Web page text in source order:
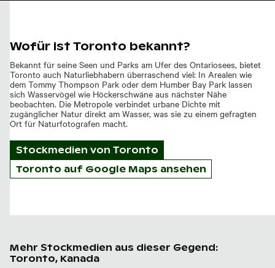
Wofür ist Toronto bekannt?
Bekannt für seine Seen und Parks am Ufer des Ontariosees, bietet
Toronto auch Naturliebhabern überraschend viel: In Arealen wie
dem Tommy Thompson Park oder dem Humber Bay Park lassen
sich Wasservögel wie Höckerschwäne aus nächster Nähe
beobachten. Die Metropole verbindet urbane Dichte mit
zugänglicher Natur direkt am Wasser, was sie zu einem gefragten
Ort für Naturfotografen macht.
Stockmedien von Toronto
Toronto auf Google Maps ansehen
Mehr Stockmedien aus dieser Gegend:
Toronto, Kanada